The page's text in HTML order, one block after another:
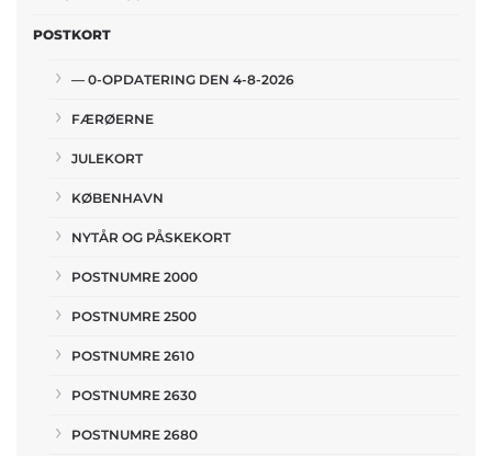
POSTKORT
— 0-OPDATERING DEN 4-8-2026
FÆRØERNE
JULEKORT
KØBENHAVN
NYTÅR OG PÅSKEKORT
POSTNUMRE 2000
POSTNUMRE 2500
POSTNUMRE 2610
POSTNUMRE 2630
POSTNUMRE 2680